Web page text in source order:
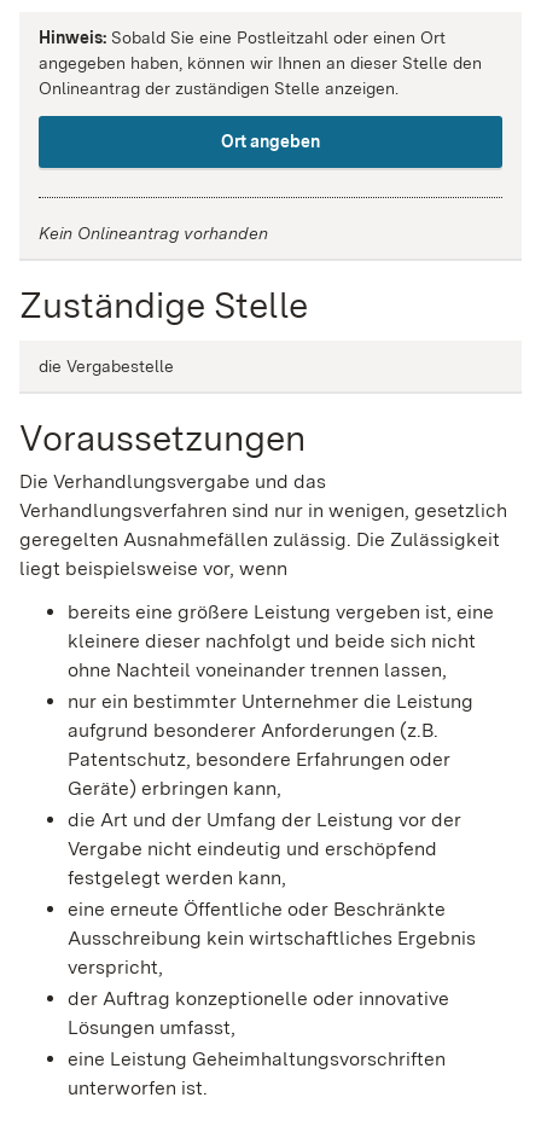
Hinweis: Sobald Sie eine Postleitzahl oder einen Ort
angegeben haben, können wir Ihnen an dieser Stelle den
Onlineantrag der zuständigen Stelle anzeigen.
Ort angeben
Kein Onlineantrag vorhanden
Zuständige Stelle
die Vergabestelle
Voraussetzungen
Die Verhandlungsvergabe und das
Verhandlungsverfahren sind nur in wenigen, gesetzlich
geregelten Ausnahmefällen zulässig. Die Zulässigkeit
liegt beispielsweise vor, wenn
bereits eine größere Leistung vergeben ist, eine
kleinere dieser nachfolgt und beide sich nicht
ohne Nachteil voneinander trennen lassen,
nur ein bestimmter Unternehmer die Leistung
aufgrund besonderer Anforderungen (z.B.
Patentschutz, besondere Erfahrungen oder
Geräte) erbringen kann,
die Art und der Umfang der Leistung vor der
Vergabe nicht eindeutig und erschöpfend
festgelegt werden kann,
eine erneute Öffentliche oder Beschränkte
Ausschreibung kein wirtschaftliches Ergebnis
verspricht,
der Auftrag konzeptionelle oder innovative
Lösungen umfasst,
eine Leistung Geheimhaltungsvorschriften
unterworfen ist.